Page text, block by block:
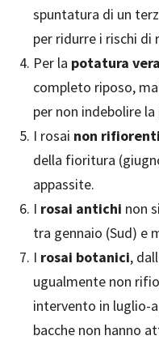
spuntatura di un
per ridurre i rischi di
Per la potatura
completo riposo,
per non indebolire la
I rosai non rifiorenti
della fioritura
appassite.
I rosai antichi non
tra gennaio (Sud) e
I rosai botanici,
ugualmente non
intervento in luglio-
bacche non hanno